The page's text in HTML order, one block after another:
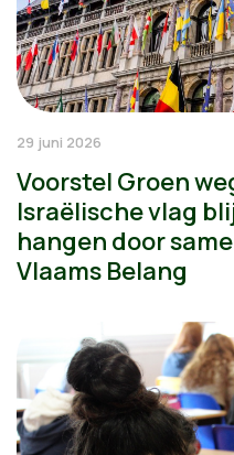
29 juni 2026
Voorstel Groen
Israëlische vlag
hangen door
Vlaams Belang